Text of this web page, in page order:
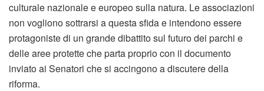
culturale nazionale e europeo sulla natura. Le associazioni
non vogliono sottrarsi a questa sfida e intendono essere
protagoniste di un grande dibattito sul futuro dei parchi e
delle aree protette che parta proprio con il documento
inviato ai Senatori che si accingono a discutere della
riforma.